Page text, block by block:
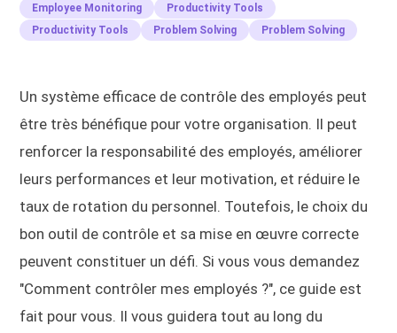
Employee Monitoring
Productivity Tools
Productivity Tools
Problem Solving Problem Solving
Un système efficace de contrôle des employés peut
être très bénéfique pour votre organisation. Il peut
renforcer la responsabilité des employés, améliorer
leurs performances et leur motivation, et réduire le
taux de rotation du personnel. Toutefois, le choix du
bon outil de contrôle et sa mise en œuvre correcte
peuvent constituer un défi. Si vous vous demandez
"Comment contrôler mes employés ?", ce guide est
fait pour vous. Il vous guidera tout au long du